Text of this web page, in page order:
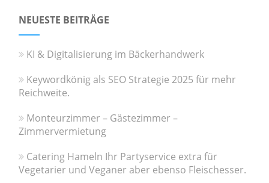
NEUESTE BEITRÄGE
KI & Digitalisierung im Bäckerhandwerk
Keywordkönig als SEO Strategie 2025 für mehr
Reichweite.
Monteurzimmer – Gästezimmer –
Zimmervermietung
Catering Hameln Ihr Partyservice extra für
Vegetarier und Veganer aber ebenso Fleischesser.